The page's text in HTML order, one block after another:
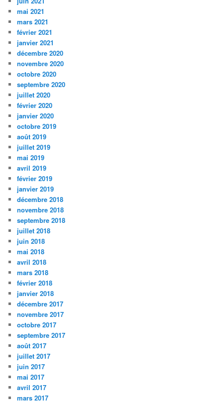
mai 2021
mars 2021
février 2021
janvier 2021
décembre 2020
novembre 2020
octobre 2020
septembre 2020
juillet 2020
février 2020
janvier 2020
octobre 2019
août 2019
juillet 2019
mai 2019
avril 2019
février 2019
janvier 2019
décembre 2018
novembre 2018
septembre 2018
juillet 2018
juin 2018
mai 2018
avril 2018
mars 2018
février 2018
janvier 2018
décembre 2017
novembre 2017
octobre 2017
septembre 2017
août 2017
juillet 2017
juin 2017
mai 2017
avril 2017
mars 2017